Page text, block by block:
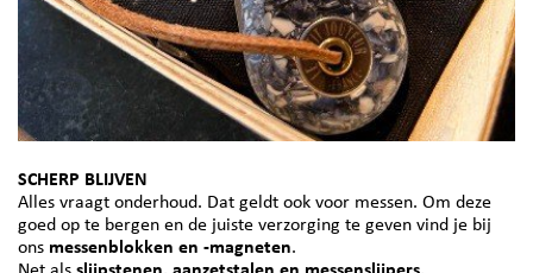
SCHERP BLIJVEN
Alles vraagt onderhoud. Dat geldt ook voor messen. Om deze
goed op te bergen en de juiste verzorging te geven vind je bij
ons messenblokken en -magneten.